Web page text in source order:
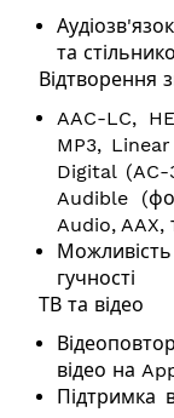
та
Відтворення
AAC-LC,
MP3,
Digital
Audible
Audio, AAX,
гучності
ТВ та відео
відео на
Підтримка